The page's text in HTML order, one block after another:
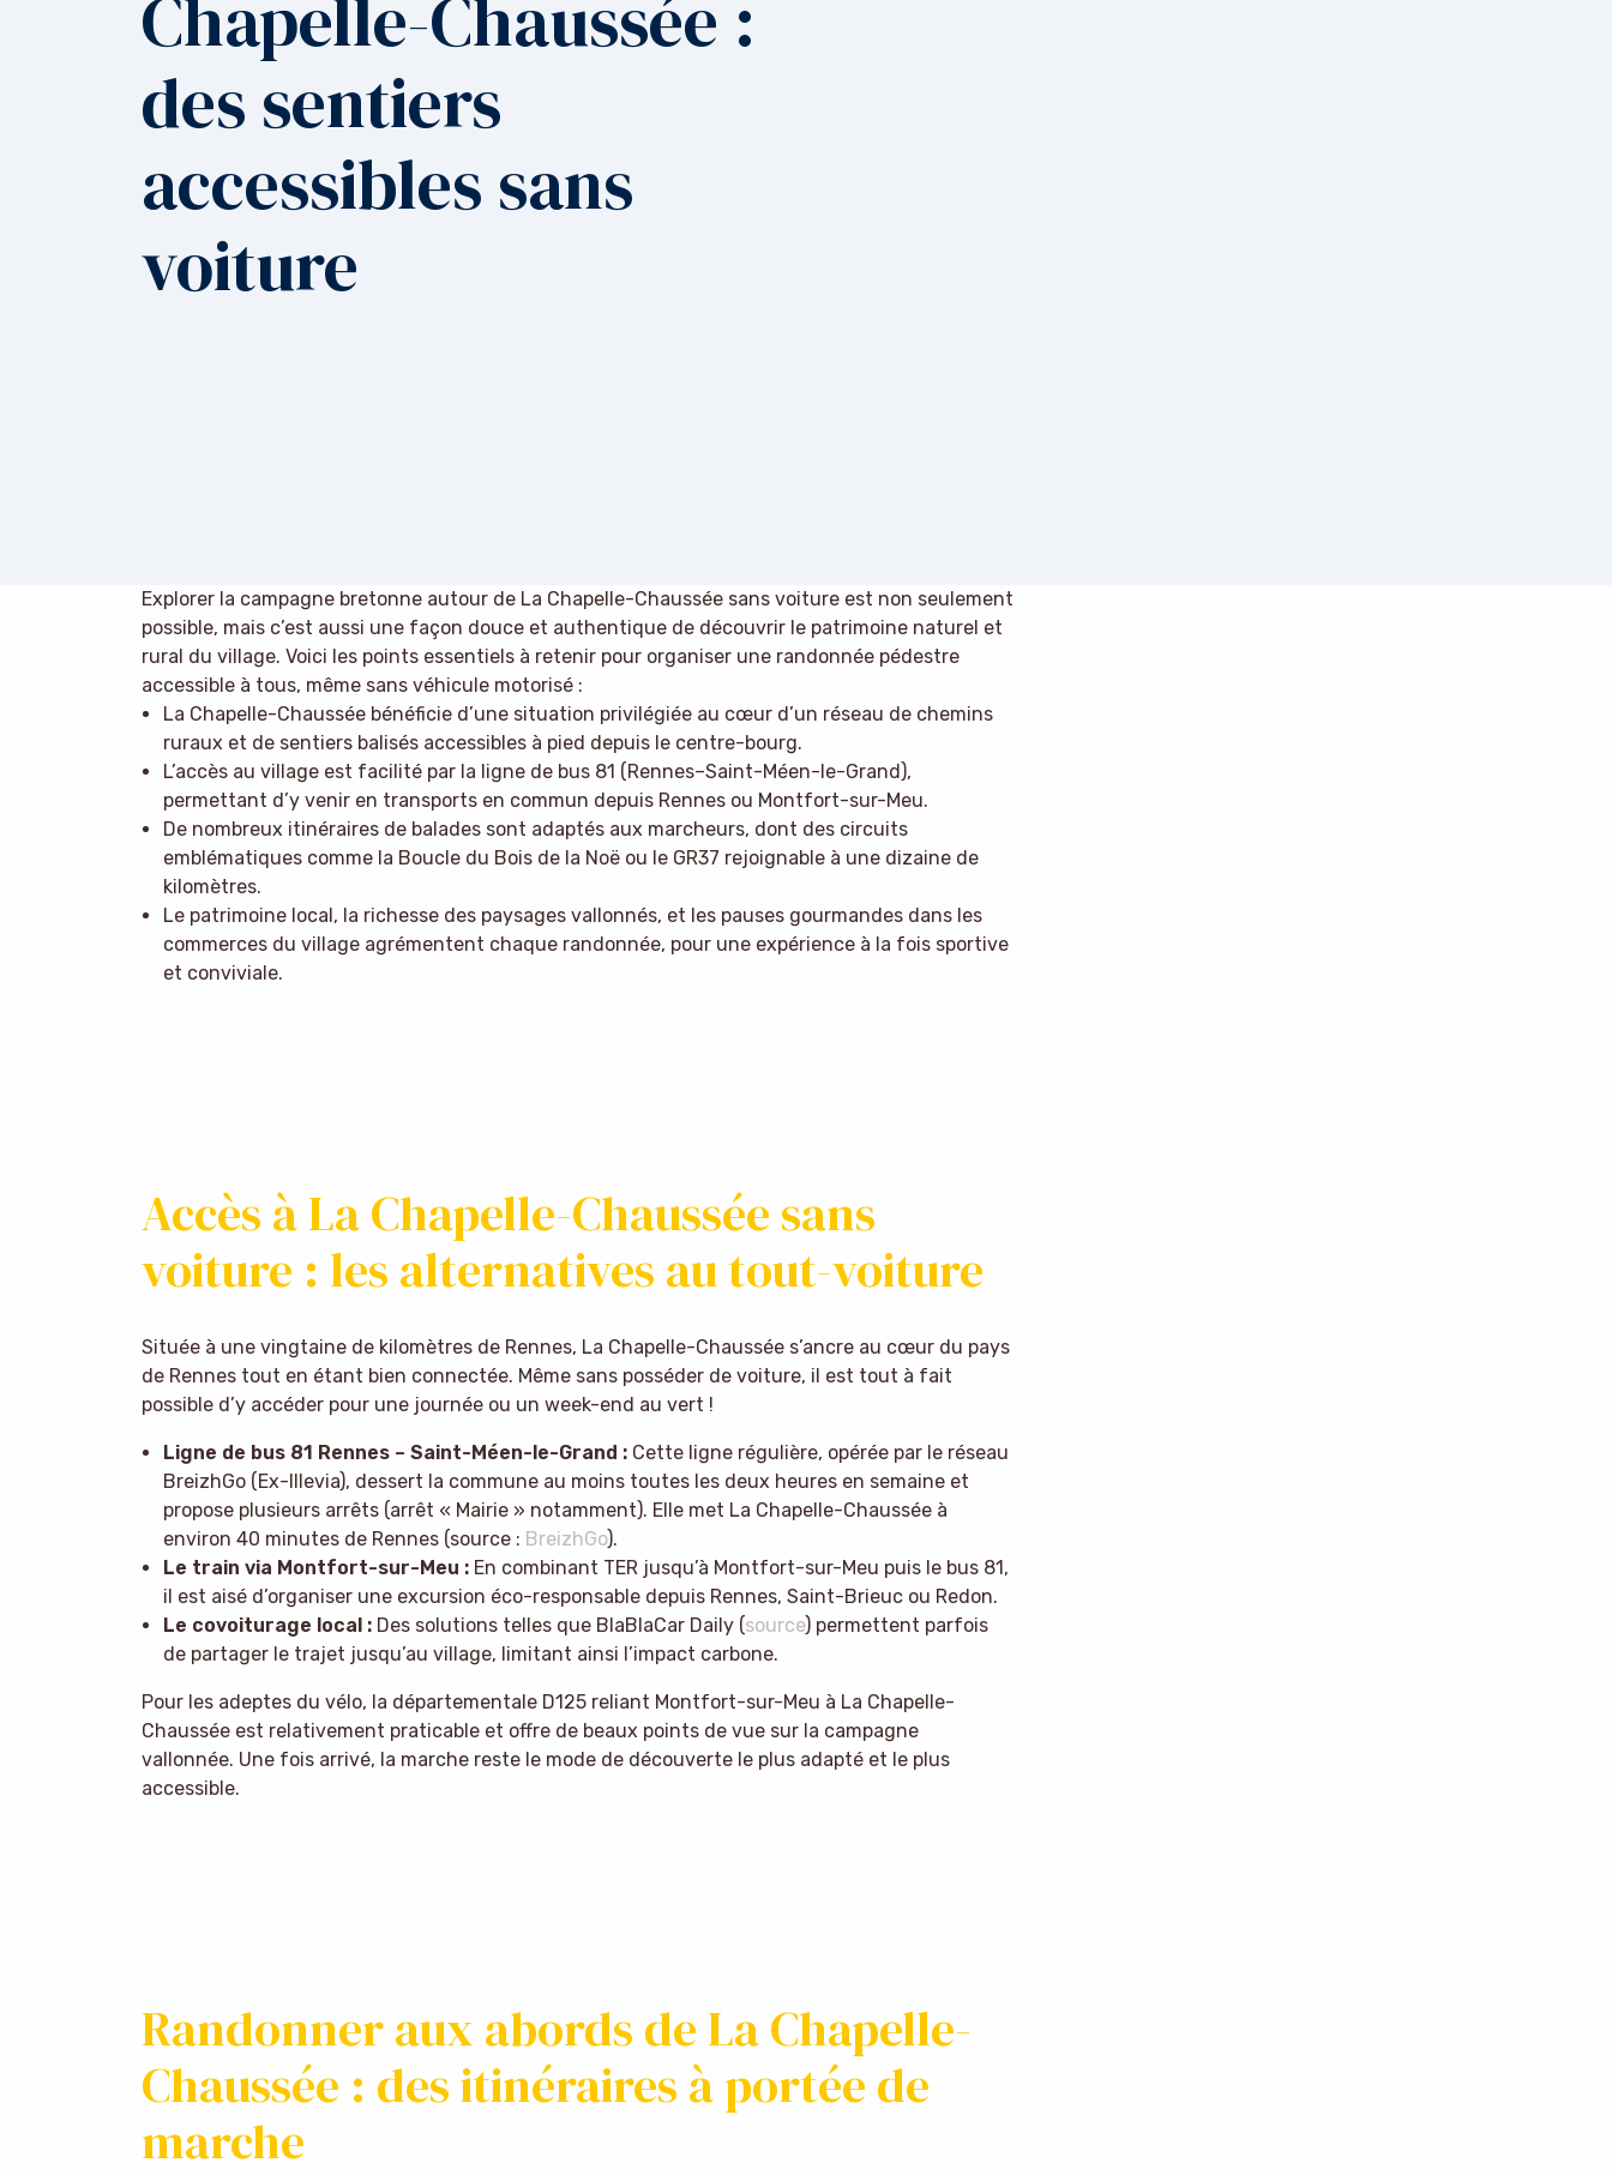
Chapelle-Chaussée :
des sentiers
accessibles sans
voiture
Explorer la campagne bretonne autour de La Chapelle-Chaussée sans voiture est non seulement
possible, mais c’est aussi une façon douce et authentique de découvrir le patrimoine naturel et
rural du village. Voici les points essentiels à retenir pour organiser une randonnée pédestre
accessible à tous, même sans véhicule motorisé :
La Chapelle-Chaussée bénéficie d’une situation privilégiée au cœur d’un réseau de chemins
ruraux et de sentiers balisés accessibles à pied depuis le centre-bourg.
L’accès au village est facilité par la ligne de bus 81 (Rennes–Saint-Méen-le-Grand),
permettant d’y venir en transports en commun depuis Rennes ou Montfort-sur-Meu.
De nombreux itinéraires de balades sont adaptés aux marcheurs, dont des circuits
emblématiques comme la Boucle du Bois de la Noë ou le GR37 rejoignable à une dizaine de
kilomètres.
Le patrimoine local, la richesse des paysages vallonnés, et les pauses gourmandes dans les
commerces du village agrémentent chaque randonnée, pour une expérience à la fois sportive
et conviviale.
Accès à La Chapelle-Chaussée sans
voiture : les alternatives au tout-voiture
Située à une vingtaine de kilomètres de Rennes, La Chapelle-Chaussée s’ancre au cœur du pays
de Rennes tout en étant bien connectée. Même sans posséder de voiture, il est tout à fait
possible d’y accéder pour une journée ou un week-end au vert !
Ligne de bus 81 Rennes – Saint-Méen-le-Grand :Cette ligne régulière, opérée par le réseau
BreizhGo (Ex-Illevia), dessert la commune au moins toutes les deux heures en semaine et
propose plusieurs arrêts (arrêt « Mairie » notamment). Elle met La Chapelle-Chaussée à
environ 40 minutes de Rennes (source : BreizhGo).
Le train via Montfort-sur-Meu :En combinant TER jusqu’à Montfort-sur-Meu puis le bus 81,
il est aisé d’organiser une excursion éco-responsable depuis Rennes, Saint-Brieuc ou Redon.
Le covoiturage local :Des solutions telles que BlaBlaCar Daily (source) permettent parfois
de partager le trajet jusqu’au village, limitant ainsi l’impact carbone.
Pour les adeptes du vélo, la départementale D125 reliant Montfort-sur-Meu à La Chapelle-
Chaussée est relativement praticable et offre de beaux points de vue sur la campagne
vallonnée. Une fois arrivé, la marche reste le mode de découverte le plus adapté et le plus
accessible.
Randonner aux abords de La Chapelle-
Chaussée : des itinéraires à portée de
marche